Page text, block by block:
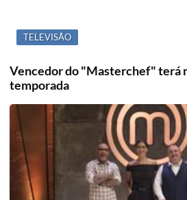
TELEVISÃO
Vencedor do "Masterchef" terá
temporada